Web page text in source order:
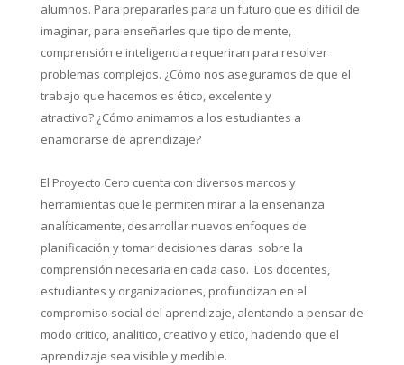
alumnos. Para prepararles para un futuro que es dificil de
imaginar, para enseñarles que tipo de mente,
comprensión e inteligencia requeriran para resolver
problemas complejos. ¿Cómo nos aseguramos de que el
trabajo que hacemos es ético, excelente y
atractivo? ¿Cómo animamos a los estudiantes a
enamorarse de aprendizaje?
El Proyecto Cero cuenta con diversos marcos y
herramientas que le permiten mirar a la enseñanza
analíticamente, desarrollar nuevos enfoques de
planificación y tomar decisiones claras sobre la
comprensión necesaria en cada caso. Los docentes,
estudiantes y organizaciones, profundizan en el
compromiso social del aprendizaje, alentando a pensar de
modo critico, analitico, creativo y etico, haciendo que el
aprendizaje sea visible y medible.